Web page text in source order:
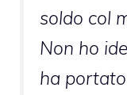
soldo col
Non ho
ha